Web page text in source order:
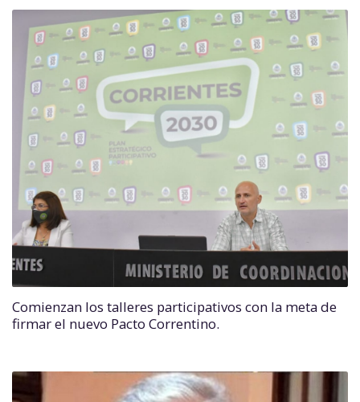
Comienzan los talleres participativos con la meta de
firmar el nuevo Pacto Correntino.